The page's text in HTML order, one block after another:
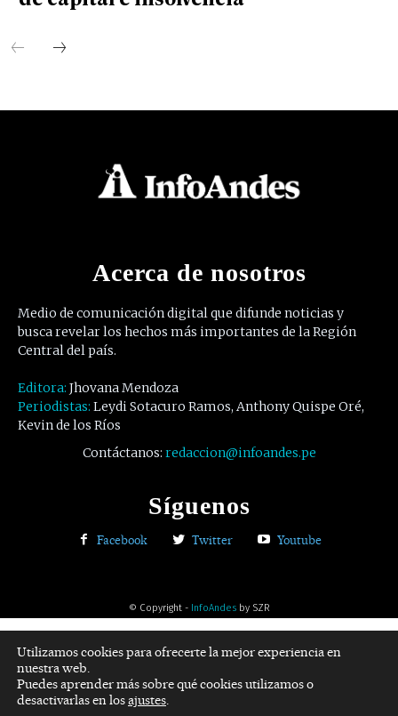
Acerca de nosotros
Medio de comunicación digital que difunde noticias y
busca revelar los hechos más importantes de la Región
Central del país.
Editora: Jhovana Mendoza
Periodistas: Leydi Sotacuro Ramos, Anthony Quispe Oré,
Kevin de los Ríos
Contáctanos: redaccion@infoandes.pe
Síguenos
Facebook Twitter Youtube
© Copyright - InfoAndesby SZR
Utilizamos cookies para ofrecerte la mejor experiencia en
nuestra web.
Puedes aprender más sobre qué cookies utilizamos o
desactivarlas en losajustes.